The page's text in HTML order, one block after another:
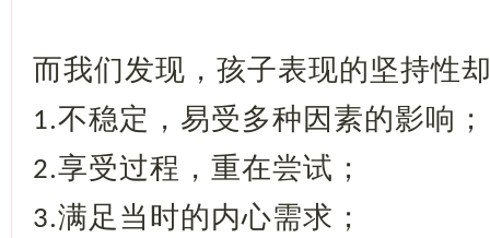
而我们发现，孩子表现的坚持性
1.不稳定，易受多种因素的影响；
2.享受过程，重在尝试；
3.满足当时的内心需求；